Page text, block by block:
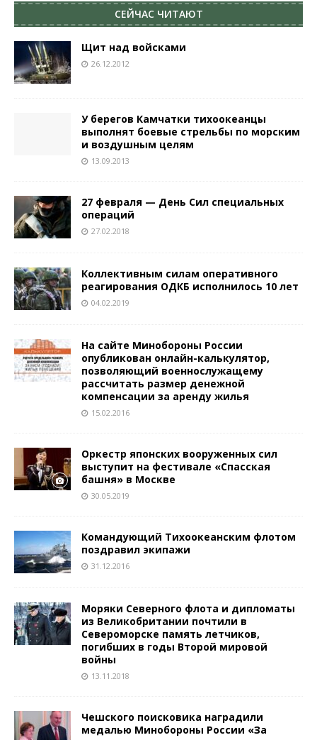
СЕЙЧАС ЧИТАЮТ
Щит над войсками
26.12.2012
У берегов Камчатки тихоокеанцы
выполнят боевые стрельбы по морским
и воздушным целям
13.09.2013
27 февраля — День Сил специальных
операций
27.02.2018
Коллективным силам оперативного
реагирования ОДКБ исполнилось 10 лет
04.02.2019
На сайте Минобороны России
опубликован онлайн-калькулятор,
позволяющий военнослужащему
рассчитать размер денежной
компенсации за аренду жилья
15.02.2016
Оркестр японских вооруженных сил
выступит на фестивале «Спасская
башня» в Москве
30.05.2019
Командующий Тихоокеанским флотом
поздравил экипажи
31.12.2016
Моряки Северного флота и дипломаты
из Великобритании почтили в
Североморске память летчиков,
погибших в годы Второй мировой
войны
13.11.2018
Чешского поисковика наградили
медалью Минобороны России «За